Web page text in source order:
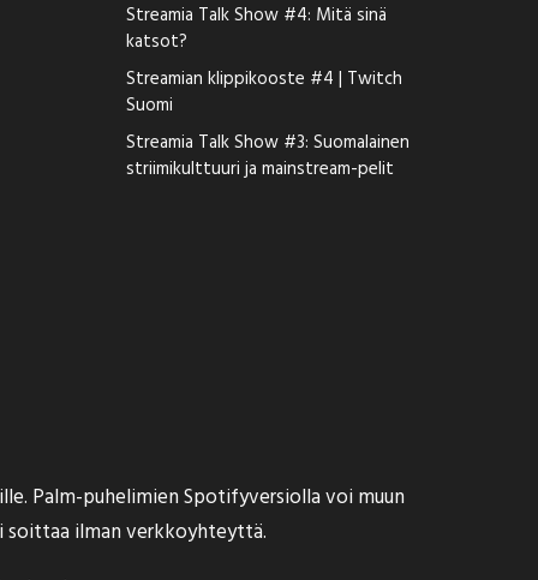
Streamia Talk Show #4: Mitä sinä
katsot?
Streamian klippikooste #4 | Twitch
Suomi
Streamia Talk Show #3: Suomalainen
striimikulttuuri ja mainstream-pelit
Palm-puhelimien Spotifyversiolla voi muun
soittaa ilman verkkoyhteyttä.